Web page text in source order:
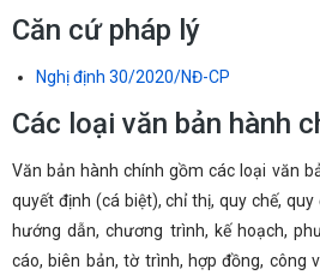
Căn cứ pháp lý
Nghị định 30/2020/NĐ-CP
Các loại văn bản hành
Văn bản hành chính gồm các loại văn
quyết định (cá biệt), chỉ thị, quy chế,
hướng dẫn, chương trình, kế hoạch,
cáo, biên bản, tờ trình, hợp đồng, công